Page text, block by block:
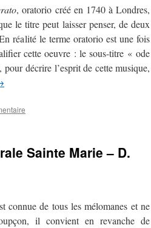
, oratorio créé en 1740 à Londres,
le titre peut laisser penser, de deux
réalité le terme oratorio est une fois
cette oeuvre : le sous-titre « ode
décrire l’esprit de cette musique,
Sainte Marie – D.
connue de tous les mélomanes et ne
il convient en revanche de